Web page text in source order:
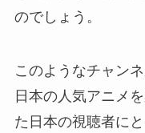
のでしょう。
このようなチャン
日本の人気アニメ
た日本の視聴者に